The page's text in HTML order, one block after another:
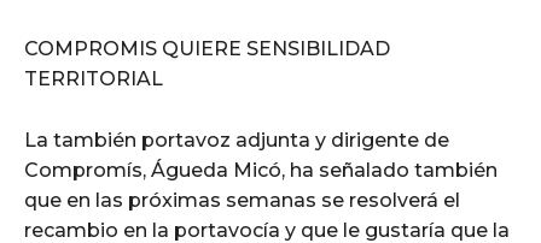
COMPROMIS QUIERE SENSIBILIDAD
TERRITORIAL
La también portavoz adjunta y dirigente de
Compromís, Águeda Micó, ha señalado también
que en las próximas semanas se resolverá el
recambio en la portavocía y que le gustaría que la